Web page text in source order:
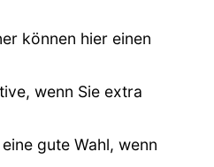
können hier einen
wenn Sie extra
gute Wahl, wenn